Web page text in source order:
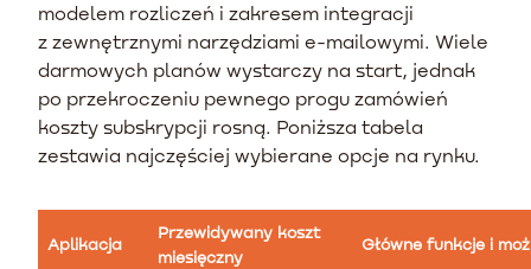
modelem rozliczeń i zakresem integracji
z zewnętrznymi narzędziami e-mailowymi. Wiele
darmowych planów wystarczy na start, jednak
po przekroczeniu pewnego progu zamówień
koszty subskrypcji rosną. Poniższa tabela
zestawia najczęściej wybierane opcje na rynku.
Aplikacja
Przewidywany koszt
miesięczny
Główne funkcje i